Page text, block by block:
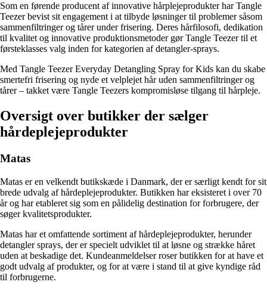
Som en førende producent af innovative hårplejeprodukter har Tangle
Teezer bevist sit engagement i at tilbyde løsninger til problemer såsom
sammenfiltringer og tårer under frisering. Deres hårfilosofi, dedikation
til kvalitet og innovative produktionsmetoder gør Tangle Teezer til et
førsteklasses valg inden for kategorien af detangler-sprays.
Med Tangle Teezer Everyday Detangling Spray for Kids kan du skabe
smertefri frisering og nyde et velplejet hår uden sammenfiltringer og
tårer – takket være Tangle Teezers kompromisløse tilgang til hårpleje.
Oversigt over butikker der sælger
hårdeplejeprodukter
Matas
Matas er en velkendt butikskæde i Danmark, der er særligt kendt for sit
brede udvalg af hårdeplejeprodukter. Butikken har eksisteret i over 70
år og har etableret sig som en pålidelig destination for forbrugere, der
søger kvalitetsprodukter.
Matas har et omfattende sortiment af hårdeplejeprodukter, herunder
detangler sprays, der er specielt udviklet til at løsne og strække håret
uden at beskadige det. Kundeanmeldelser roser butikken for at have et
godt udvalg af produkter, og for at være i stand til at give kyndige råd
til forbrugerne.